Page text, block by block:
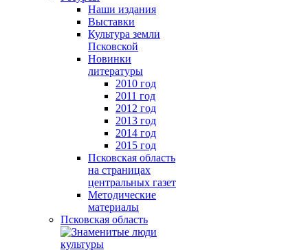
Наши издания
Выставки
Культура земли
Псковской
Новинки
литературы
2010 год
2011 год
2012 год
2013 год
2014 год
2015 год
Псковская область
на страницах
центральных газет
Методические
материалы
Псковская область